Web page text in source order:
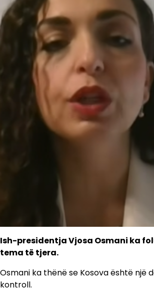
Ish-presidentja Vjosa Osmani ka
tema të tjera.
Osmani ka thënë se Kosova është një
kontroll.